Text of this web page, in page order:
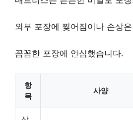
외부 포장에 찢어짐이나 손상
꼼꼼한 포장에 안심했습니다.
항
목
사양